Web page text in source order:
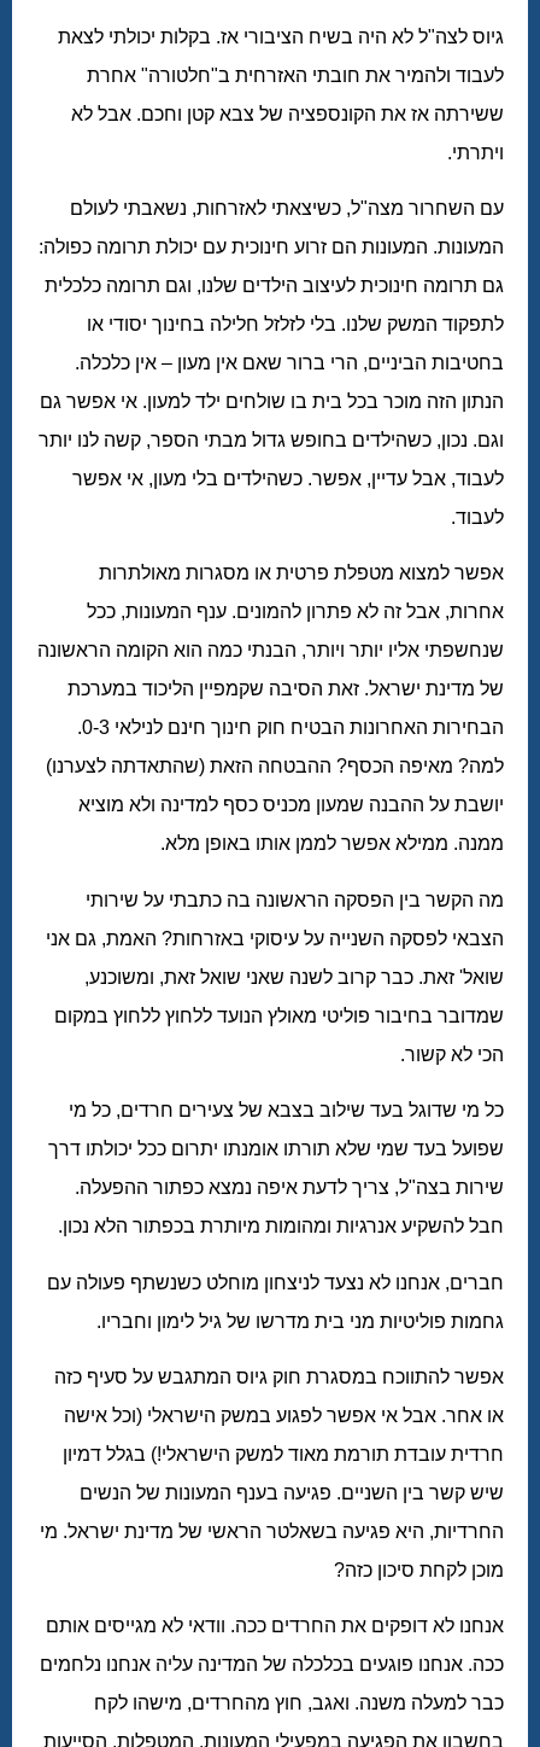
גיוס לצה"ל לא היה בשיח הציבורי אז. בקלות יכולתי לצאת
לעבוד ולהמיר את חובתי האזרחית ב"חלטורה" אחרת
ששירתה אז את הקונספציה של צבא קטן וחכם. אבל לא
ויתרתי.
עם השחרור מצה"ל, כשיצאתי לאזרחות, נשאבתי לעולם
המעונות. המעונות הם זרוע חינוכית עם יכולת תרומה כפולה:
גם תרומה חינוכית לעיצוב הילדים שלנו, וגם תרומה כלכלית
לתפקוד המשק שלנו. בלי לזלזל חלילה בחינוך יסודי או
בחטיבות הביניים, הרי ברור שאם אין מעון – אין כלכלה.
הנתון הזה מוכר בכל בית בו שולחים ילד למעון. אי אפשר גם
וגם. נכון, כשהילדים בחופש גדול מבתי הספר, קשה לנו יותר
לעבוד, אבל עדיין, אפשר. כשהילדים בלי מעון, אי אפשר
לעבוד.
אפשר למצוא מטפלת פרטית או מסגרות מאולתרות
אחרות, אבל זה לא פתרון להמונים. ענף המעונות, ככל
שנחשפתי אליו יותר ויותר, הבנתי כמה הוא הקומה הראשונה
של מדינת ישראל. זאת הסיבה שקמפיין הליכוד במערכת
הבחירות האחרונות הבטיח חוק חינוך חינם לנילאי 0-3.
למה? מאיפה הכסף? ההבטחה הזאת (שהתאדתה לצערנו)
יושבת על ההבנה שמעון מכניס כסף למדינה ולא מוציא
ממנה. ממילא אפשר לממן אותו באופן מלא.
מה הקשר בין הפסקה הראשונה בה כתבתי על שירותי
הצבאי לפסקה השנייה על עיסוקי באזרחות? האמת, גם אני
שואל' זאת. כבר קרוב לשנה שאני שואל זאת, ומשוכנע,
שמדובר בחיבור פוליטי מאולץ הנועד ללחוץ ללחוץ במקום
הכי לא קשור.
כל מי שדוגל בעד שילוב בצבא של צעירים חרדים, כל מי
שפועל בעד שמי שלא תורתו אומנתו יתרום ככל יכולתו דרך
שירות בצה"ל, צריך לדעת איפה נמצא כפתור ההפעלה.
חבל להשקיע אנרגיות ומהומות מיותרת בכפתור הלא נכון.
חברים, אנחנו לא נצעד לניצחון מוחלט כשנשתף פעולה עם
גחמות פוליטיות מני בית מדרשו של גיל לימון וחבריו.
אפשר להתווכח במסגרת חוק גיוס המתגבש על סעיף כזה
או אחר. אבל אי אפשר לפגוע במשק הישראלי (וכל אישה
חרדית עובדת תורמת מאוד למשק הישראלי!) בגלל דמיון
שיש קשר בין השניים. פגיעה בענף המעונות של הנשים
החרדיות, היא פגיעה בשאלטר הראשי של מדינת ישראל. מי
מוכן לקחת סיכון כזה?
אנחנו לא דופקים את החרדים ככה. וודאי לא מגייסים אותם
ככה. אנחנו פוגעים בכלכלה של המדינה עליה אנחנו נלחמים
כבר למעלה משנה. ואגב, חוץ מהחרדים, מישהו לקח
בחשבון את הפגיעה במפעילי המעונות, המטפלות, הסייעות